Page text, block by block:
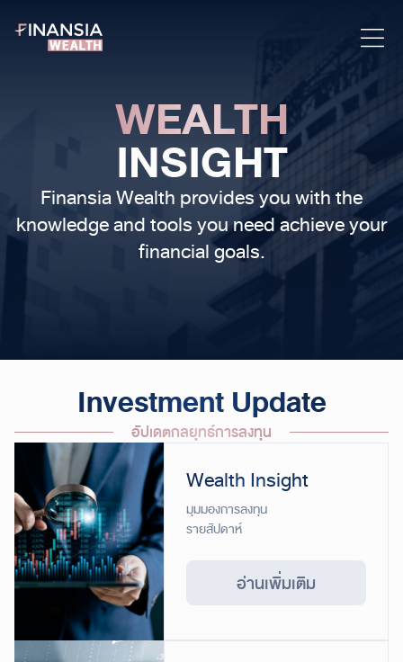
WEALTH
INSIGHT
Finansia Wealth provides you with the
knowledge and tools you need achieve your
financial goals.
Investment Update
อัปเดตกลยุทธ์การลงทุน
อ่านเพิ่มเติม
Wealth Insight
มุมมองการลงทุน
รายสัปดาห์